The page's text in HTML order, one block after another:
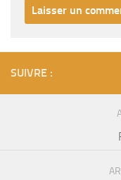
SUIVRE :